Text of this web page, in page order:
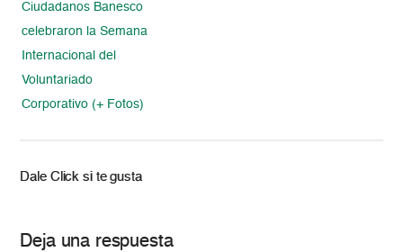
Ciudadanos Banesco
celebraron la Semana
Internacional del
Voluntariado
Corporativo (+ Fotos)
Dale Click si te gusta
Deja una respuesta